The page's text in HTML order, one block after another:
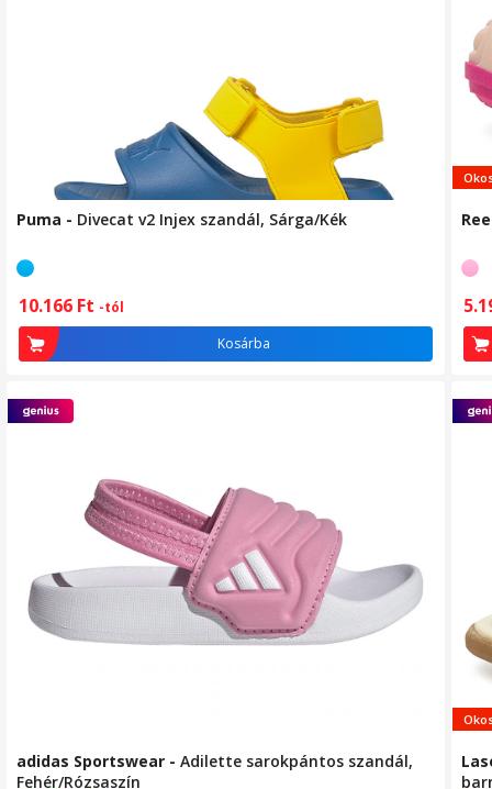
Puma - Divecat v2 Injex szandál, Sárga/Kék
10.166 Ft -tól
Kosárba
adidas Sportswear - Adilette sarokpántos szandál,
Fehér/Rózsaszín